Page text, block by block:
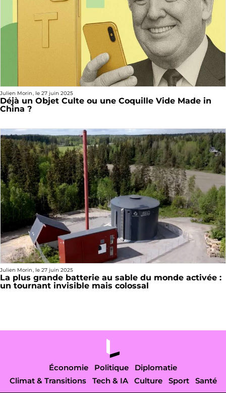
Julien Morin, le 27 juin 2025
Déjà un Objet Culte ou une Coquille Vide Made in
China ?
Julien Morin, le 27 juin 2025
La plus grande batterie au sable du monde activée :
un tournant invisible mais colossal
Économie Politique
Diplomatie
Climat & Transitions
Tech & IA Culture Sport Santé